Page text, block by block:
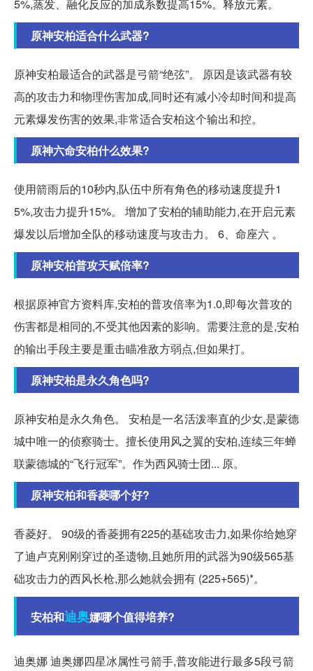
5%,蒸发、融化反应的加成系数提高15%。释放元素。
原神安柏适合什么武器?
原神安柏最适合的武器是弓箭“绝弦”。 原因是该武器有较
高的攻击力和物理伤害加成,同时还有减小冷却时间和提高
元素爆发伤害的效果,非常适合安柏这个输出和控。
原神六命安柏什么效果?
使用箭雨后的10秒内,队伍中所有角色的移动速度提升1
5%,攻击力提升15%。 增加了安柏的辅助能力,在开启元素
爆发以后增加全队的移动速度与攻击力。 6、命座六 。
原神安柏普攻天赋倍率?
根据原神官方资料库,安柏的普攻倍率为1.0,即每次普攻的
伤害都是相同的,不受其他因素的影响。需要注意的是,安柏
的输出手段主要是重击瞄准敌方弱点,但如果打。
原神安柏是永久角色吗?
原神安柏是永久角色。 安柏是一名活泼率直的少女,是蒙德
城中唯一的侦察骑士。擅长使用风之翼的安柏,连续三年蝉
联蒙德城的“飞行冠军”。作为西风骑士团... 原。
原神安柏和香菱哪个好?
香菱好。 90级的香菱拥有225的基础攻击力,如果你给她穿
了迪卢克刚刚穿过的圣遗物,且她所用的武器为90级565基
础攻击力的西风长枪,那么她就会拥有 (225+565)*。
安柏和迪奥娜哪个值得培养?
迪奥娜 迪奥娜四星冰属性弓箭手,普攻能进行最多5段弓箭